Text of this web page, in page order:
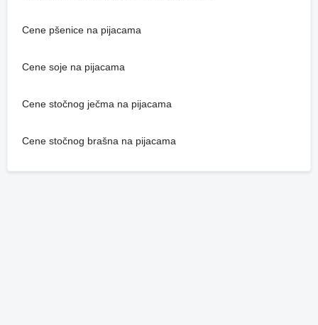
Cene pšenice na pijacama
Cene soje na pijacama
Cene stočnog ječma na pijacama
Cene stočnog brašna na pijacama